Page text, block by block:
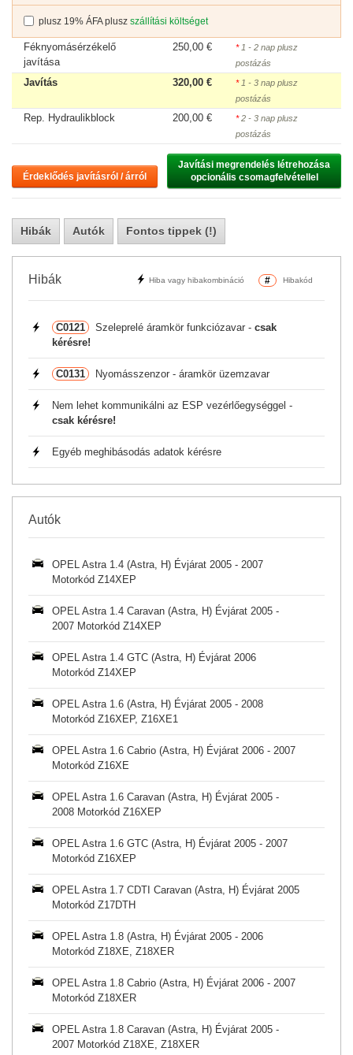
plusz 19% ÁFA plusz szállítási költséget
Féknyomásérzékelő
javítása
250,00 € *1 - 2 nap plusz
postázás
Javítás 320,00 € *1 - 3 nap plusz
postázás
Rep. Hydraulikblock 200,00 € *2 - 3 nap plusz
postázás
Érdeklődés javításról / árról
Javítási megrendelés létrehozása
opcionális csomagfelvétellel
Hibák Autók Fontos tippek (!)
Hibák Hiba vagy hibakombináció # Hibakód
C0121 Szeleprelé áramkör funkciózavar - csak
kérésre!
C0131 Nyomásszenzor - áramkör üzemzavar
Nem lehet kommunikálni az ESP vezérlőegységgel -
csak kérésre!
Egyéb meghibásodás adatok kérésre
Autók
OPEL Astra 1.4 (Astra, H) Évjárat 2005 - 2007
Motorkód Z14XEP
OPEL Astra 1.4 Caravan (Astra, H) Évjárat 2005 -
2007 Motorkód Z14XEP
OPEL Astra 1.4 GTC (Astra, H) Évjárat 2006
Motorkód Z14XEP
OPEL Astra 1.6 (Astra, H) Évjárat 2005 - 2008
Motorkód Z16XEP, Z16XE1
OPEL Astra 1.6 Cabrio (Astra, H) Évjárat 2006 - 2007
Motorkód Z16XE
OPEL Astra 1.6 Caravan (Astra, H) Évjárat 2005 -
2008 Motorkód Z16XEP
OPEL Astra 1.6 GTC (Astra, H) Évjárat 2005 - 2007
Motorkód Z16XEP
OPEL Astra 1.7 CDTI Caravan (Astra, H) Évjárat 2005
Motorkód Z17DTH
OPEL Astra 1.8 (Astra, H) Évjárat 2005 - 2006
Motorkód Z18XE, Z18XER
OPEL Astra 1.8 Cabrio (Astra, H) Évjárat 2006 - 2007
Motorkód Z18XER
OPEL Astra 1.8 Caravan (Astra, H) Évjárat 2005 -
2007 Motorkód Z18XE, Z18XER